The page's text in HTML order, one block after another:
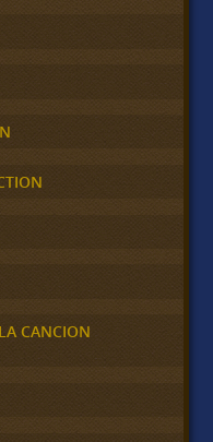
CANCION